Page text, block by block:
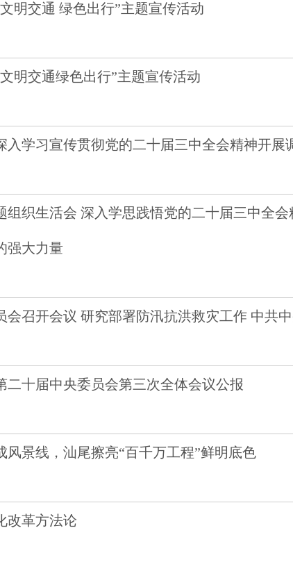
明交通 绿色出行”主题宣传活动
明交通绿色出行”主题宣传活动
入学习宣传贯彻党的二十届三中全会精神开展
组织生活会 深入学思践悟党的二十届三中全
强大力量
会召开会议 研究部署防汛抗洪救灾工作 中共
二十届中央委员会第三次全体会议公报
风景线，汕尾擦亮“百千万工程”鲜明底色
改革方法论